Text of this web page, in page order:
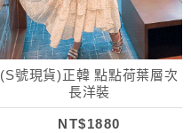
(S號現貨)正韓 點點荷葉層次
長洋裝
NT$1880